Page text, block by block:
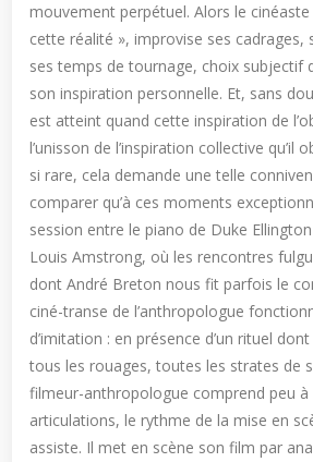
mouvement perpétuel. Alors le
cette réalité », improvise ses cadrages,
ses temps de tournage, choix subjectif
son inspiration personnelle. Et, sans
est atteint quand cette inspiration de
l’unisson de l’inspiration collective qu’il
si rare, cela demande une telle
comparer qu’à ces moments
session entre le piano de Duke
Louis Amstrong, où les rencontres
dont André Breton nous fit parfois le
ciné-transe de l’anthropologue
d’imitation : en présence d’un rituel
tous les rouages, toutes les strates de
filmeur-anthropologue comprend peu à
articulations, le rythme de la mise en
assiste. Il met en scène son film par